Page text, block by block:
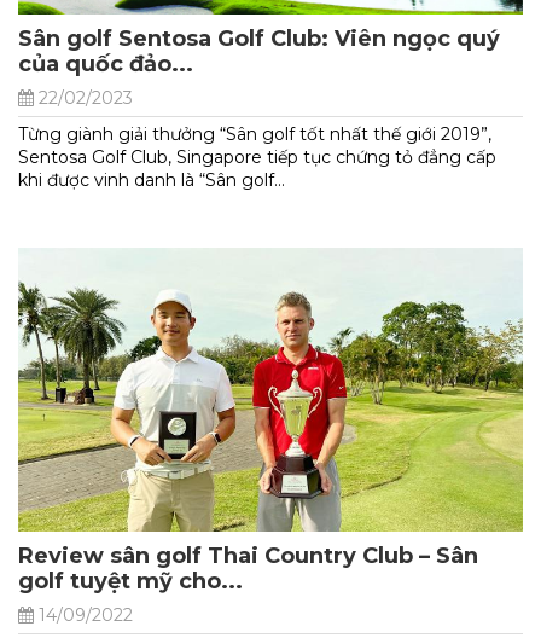
Sân golf Sentosa Golf Club: Viên ngọc quý
của quốc đảo...
22/02/2023
Từng giành giải thưởng “Sân golf tốt nhất thế giới 2019”,
Sentosa Golf Club, Singapore tiếp tục chứng tỏ đẳng cấp
khi được vinh danh là “Sân golf...
Review sân golf Thai Country Club – Sân
golf tuyệt mỹ cho...
14/09/2022